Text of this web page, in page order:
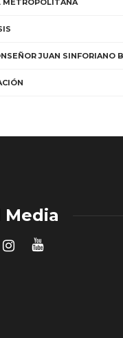
METROPOLITANA
JUAN SINFORIANO
Media